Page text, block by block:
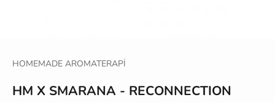
HOMEMADE AROMATERAPİ
HM X SMARANA - RECONNECTION